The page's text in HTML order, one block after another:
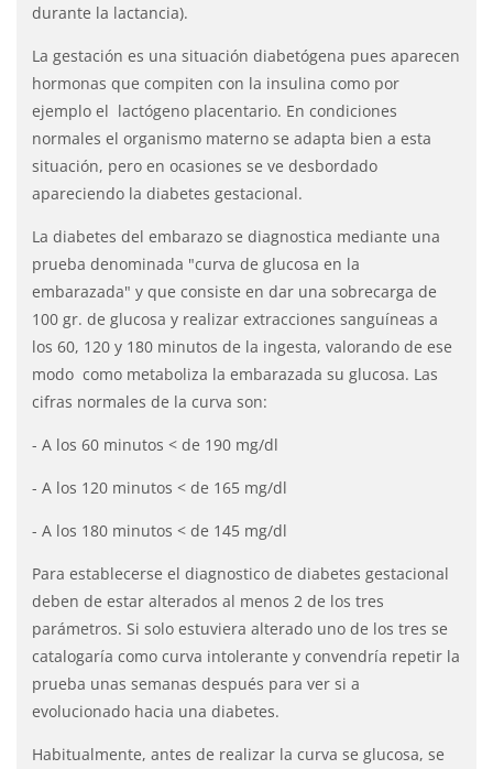
durante la lactancia).
La gestación es una situación diabetógena pues aparecen
hormonas que compiten con la insulina como por
ejemplo el lactógeno placentario. En condiciones
normales el organismo materno se adapta bien a esta
situación, pero en ocasiones se ve desbordado
apareciendo la diabetes gestacional.
La diabetes del embarazo se diagnostica mediante una
prueba denominada "curva de glucosa en la
embarazada" y que consiste en dar una sobrecarga de
100 gr. de glucosa y realizar extracciones sanguíneas a
los 60, 120 y 180 minutos de la ingesta, valorando de ese
modo como metaboliza la embarazada su glucosa. Las
cifras normales de la curva son:
- A los 60 minutos < de 190 mg/dl
- A los 120 minutos < de 165 mg/dl
- A los 180 minutos < de 145 mg/dl
Para establecerse el diagnostico de diabetes gestacional
deben de estar alterados al menos 2 de los tres
parámetros. Si solo estuviera alterado uno de los tres se
catalogaría como curva intolerante y convendría repetir la
prueba unas semanas después para ver si a
evolucionado hacia una diabetes.
Habitualmente, antes de realizar la curva se glucosa, se